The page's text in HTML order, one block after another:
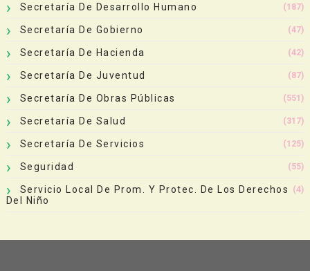
Secretaría De Desarrollo Humano (187)
Secretaría De Gobierno (47)
Secretaría De Hacienda (42)
Secretaría De Juventud (87)
Secretaría De Obras Públicas (551)
Secretaría De Salud (317)
Secretaría De Servicios (125)
Seguridad (55)
Servicio Local De Prom. Y Protec. De Los Derechos
Del Niño
(4)